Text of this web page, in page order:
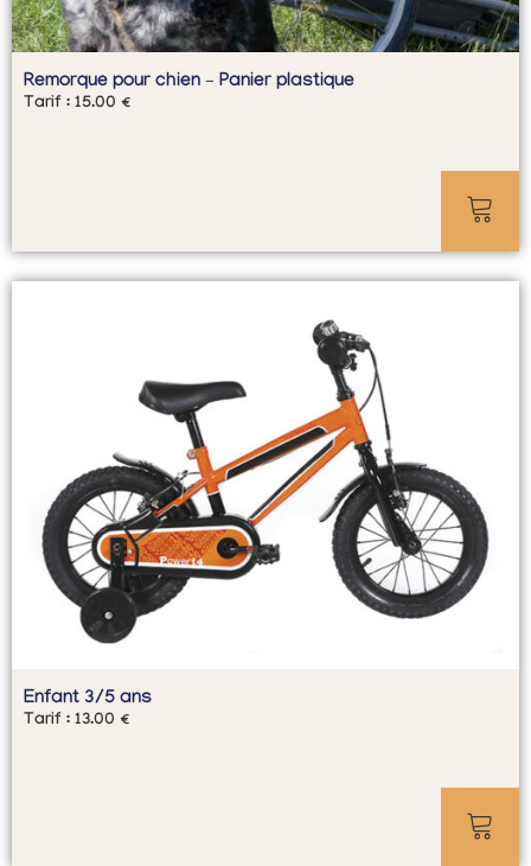
Remorque pour chien – Panier plastique
Tarif : 15.00 €
Enfant 3/5 ans
Tarif : 13.00 €